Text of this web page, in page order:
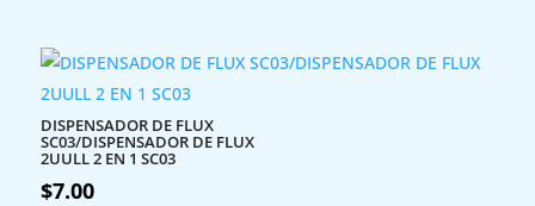
DISPENSADOR DE FLUX
SC03/DISPENSADOR DE FLUX
2UULL 2 EN 1 SC03
$7.00